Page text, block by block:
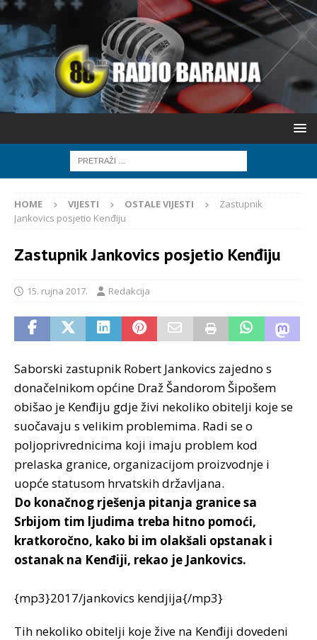
HOME VIJESTI OSTALE VIJESTI
Zastupnik
Jankovics posjetio Kenđiju
Zastupnik Jankovics posjetio Kenđiju
15. rujna 2017. Redakcija
Saborski zastupnik Robert Jankovics zajedno s
donačelnikom općine Draž Šandorom Šipošem
obišao je Kenđiju gdje živi nekoliko obitelji koje se
suočavaju s velikim problemima. Radi se o
poljoprivrednicima koji imaju problem kod
prelaska granice, organizacijom proizvodnje i
uopće statusom hrvatskih državljana.
Do konačnog rješenja pitanja granice sa
Srbijom tim ljudima treba hitno pomoći,
kratkoročno, kako bi im olakšali opstanak i
ostanak na Kenđiji, rekao je Jankovics.
{mp3}2017/jankovics kendjija{/mp3}
Tih nekoliko obitelji koje žive na Kenđiji dovedeni